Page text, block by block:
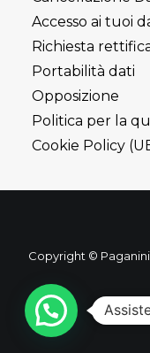
Accesso ai tuoi
Richiesta
Portabilità dati
Opposizione
Politica per la
Cookie Policy
Copyright © Paganini